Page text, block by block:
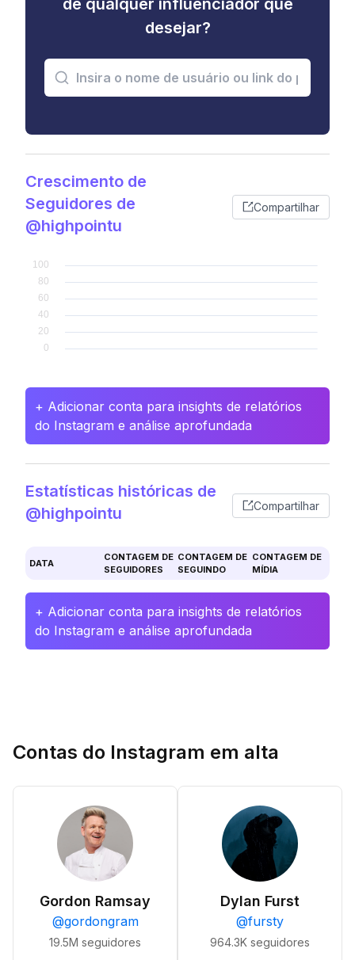
de qualquer influenciador que
desejar?
Crescimento de
Seguidores de
@highpointu
Compartilhar
+ Adicionar conta para insights de relatórios
do Instagram e análise aprofundada
Estatísticas históricas de
@highpointu
Compartilhar
DATA
CONTAGEM DE
SEGUIDORES
CONTAGEM DE
SEGUINDO
CONTAGEM DE
MÍDIA
+ Adicionar conta para insights de relatórios
do Instagram e análise aprofundada
Contas do Instagram em alta
Gordon Ramsay
@gordongram
19.5M seguidores
Dylan Furst
@fursty
964.3K seguidores